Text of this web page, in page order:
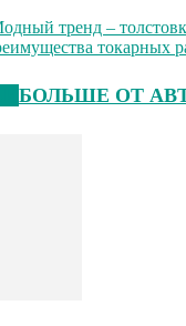
тренд –
токарных
БОЛЬШЕ ОТ